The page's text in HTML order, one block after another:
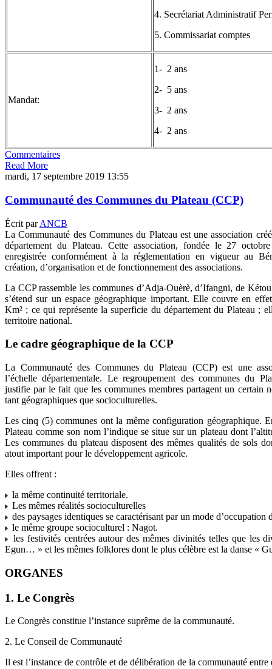
4. Secrétariat Administratif
5. Commissariat comptes
Mandat:
1- 2 ans
2- 5 ans
3- 2 ans
4- 2 ans
Commentaires
Read More
mardi, 17 septembre 2019 13:55
Communauté des Communes du Plateau (CCP)
Écrit parANCB
La Communauté des Communes du Plateau est une association
département du Plateau. Cette association, fondée le 27
enregistrée conformément à la réglementation en vigueur au
création, d’organisation et de fonctionnement des associations.
La CCP rassemble les communes d’Adja-Ouèrè, d’Ifangni, de
s’étend sur un espace géographique important. Elle couvre en
Km² ; ce qui représente la superficie du département du Plateau ;
territoire national.
Le cadre géographique de la CCP
La Communauté des Communes du Plateau (CCP) est une
l’échelle départementale. Le regroupement des communes du
justifie par le fait que les communes membres partagent un certain
tant géographiques que socioculturelles.
Les cinq (5) communes ont la même configuration géographique.
Plateau comme son nom l’indique se situe sur un plateau dont
Les communes du plateau disposent des mêmes qualités de sols
atout important pour le développement agricole.
Elles offrent :
la même continuité territoriale.
Les mêmes réalités socioculturelles
des paysages identiques se caractérisant par un mode d’occupation
le même groupe socioculturel : Nagot.
les festivités centrées autour des mêmes divinités telles que les
Egun… » et les mêmes folklores dont le plus célèbre est la danse «
ORGANES
1. Le Congrès
Le Congrès constitue l’instance suprême de la communauté.
2. Le Conseil de Communauté
Il est l’instance de contrôle et de délibération de la communauté entre